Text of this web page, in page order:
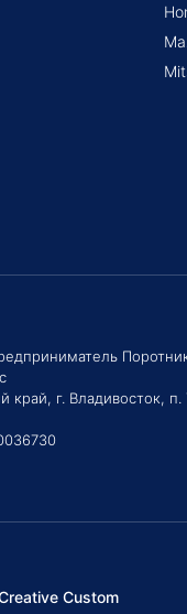
край, г. Владивосток,
Custom